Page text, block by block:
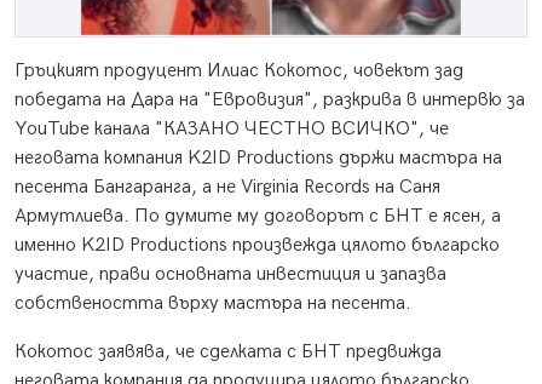
Гръцкият продуцент Илиас Кокотос, човекът зад
победата на Дара на "Евровизия", разкрива в интервю за
YouTube канала "КАЗАНО ЧЕСТНО ВСИЧКО", че
неговата компания K2ID Productions държи мастъра на
песента Бангаранга, а не Virginia Records на Саня
Армутлиева. По думите му договорът с БНТ е ясен, а
именно K2ID Productions произвежда цялото българско
участие, прави основната инвестиция и запазва
собствеността върху мастъра на песента.
Кокотос заявява, че сделката с БНТ предвижда